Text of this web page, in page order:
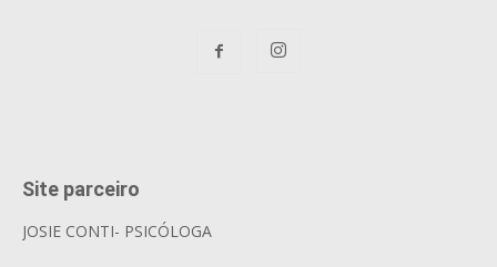
Site parceiro
JOSIE CONTI- PSICÓLOGA